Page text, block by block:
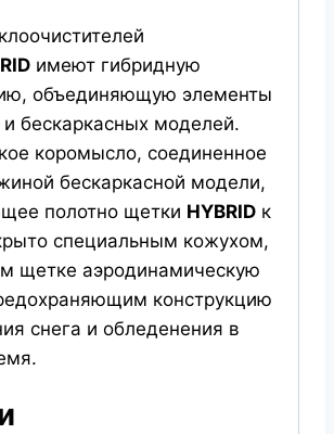
имеют гибридную
объединяющую элементы
и бескаркасных моделей.
коромысло, соединенное
бескаркасной модели,
полотно щетки HYBRID к
специальным кожухом,
щетке аэродинамическую
конструкцию
снега и обледенения в